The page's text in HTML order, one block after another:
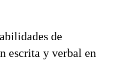
de
escrita y verbal en